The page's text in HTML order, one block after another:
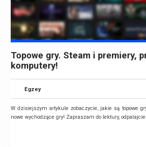
Topowe gry. Steam i premiery,
komputery!
Egzey
W dzisiejszym artykule zobaczycie, jakie są topowe
nowe wychodzące gry! Zapraszam do lektury,